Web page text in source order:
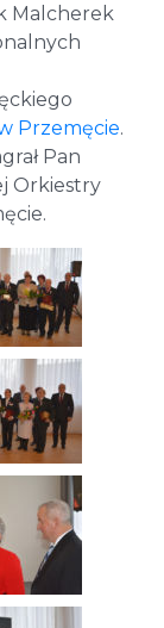
Malcherek
Przemęcie.
Pan
Orkiestry